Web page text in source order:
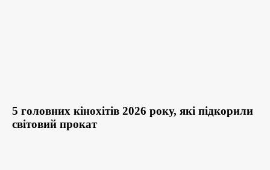
5 головних кінохітів 2026 року, які підкорили
світовий прокат